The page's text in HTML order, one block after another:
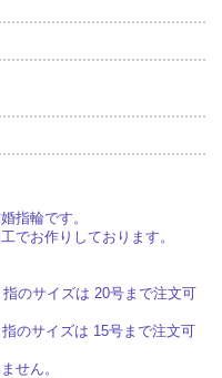
指輪です。
でお作りしております。
のサイズは 20号まで注文可
のサイズは 15号まで注文可
せん。